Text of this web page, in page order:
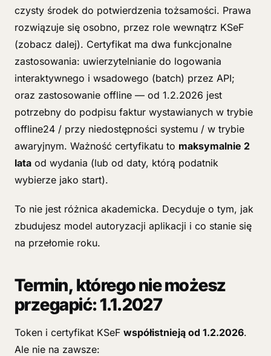
czysty środek do potwierdzenia tożsamości. Prawa
rozwiązuje się osobno, przez role wewnątrz KSeF
(zobacz dalej). Certyfikat ma dwa funkcjonalne
zastosowania: uwierzytelnianie do logowania
interaktywnego i wsadowego (batch) przez API;
oraz zastosowanie offline — od 1.2.2026 jest
potrzebny do podpisu faktur wystawianych w trybie
offline24 / przy niedostępności systemu / w trybie
awaryjnym. Ważność certyfikatu to maksymalnie 2
lata od wydania (lub od daty, którą podatnik
wybierze jako start).
To nie jest różnica akademicka. Decyduje o tym, jak
zbudujesz model autoryzacji aplikacji i co stanie się
na przełomie roku.
Termin, którego nie możesz
przegapić: 1.1.2027
Token i certyfikat KSeF współistnieją od 1.2.2026.
Ale nie na zawsze: